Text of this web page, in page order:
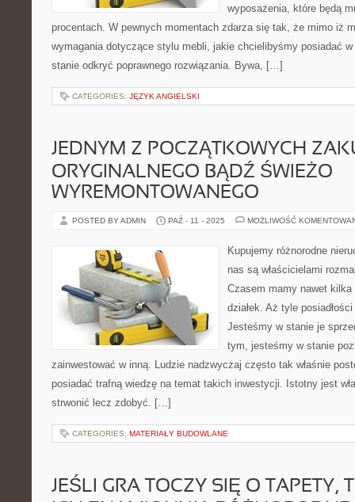
wyposażenia, które będą
procentach. W pewnych momentach zdarza się tak, że mimo iż
wymagania dotyczące stylu mebli, jakie chcielibyśmy posiadać
stanie odkryć poprawnego rozwiązania. Bywa, […]
CATEGORIES: JĘZYK ANGIELSKI
JEDNYM Z POCZĄTKOWYCH
ORYGINALNEGO BĄDŹ ŚWIEŻO
WYREMONTOWANEGO
POSTED BY ADMIN PAŹ - 11 - 2025 MOŻLIWOŚĆ
Kupujemy różnorodne
nas są właścicielami
Czasem mamy nawet
działek. Aż tyle
Jesteśmy w stanie je
tym, jesteśmy w stanie
zainwestować w inną. Ludzie nadzwyczaj często tak właśnie
posiadać trafną wiedzę na temat takich inwestycji. Istotny jest
strwonić lecz zdobyć. […]
CATEGORIES: MATERIAŁY BUDOWLANE
JEŚLI GRA TOCZY SIĘ O TAPETY,